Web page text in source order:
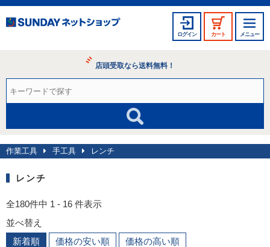
ログイン カート メニュー
店頭受取なら送料無料！
作業工具 手工具 レンチ
レンチ
全180件中 1 - 16 件表示
並べ替え
新着順
価格の安い順 価格の高い順